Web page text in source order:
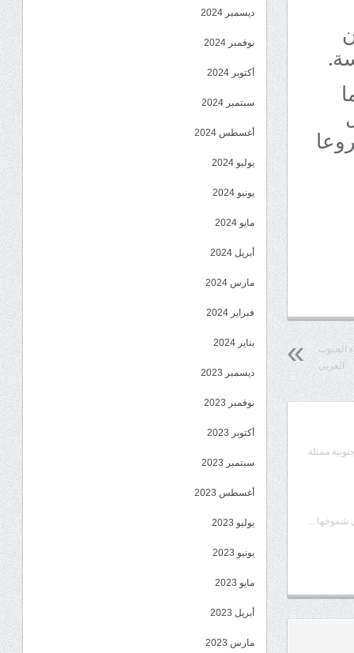
الجنوب
العربي
ممثلة
شموخها ...
ديسمبر 2024
نوفمبر 2024
أكتوبر 2024
سبتمبر 2024
أغسطس 2024
يوليو 2024
يونيو 2024
مايو 2024
أبريل 2024
مارس 2024
فبراير 2024
يناير 2024
ديسمبر 2023
نوفمبر 2023
أكتوبر 2023
سبتمبر 2023
أغسطس 2023
يوليو 2023
يونيو 2023
مايو 2023
أبريل 2023
مارس 2023